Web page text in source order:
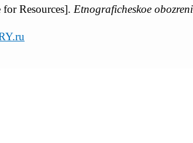
Resources]. Etnograficheskoe